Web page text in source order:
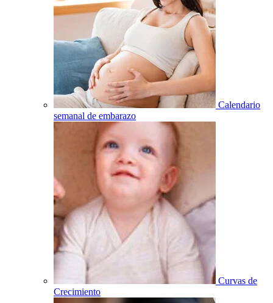
Calendario
semanal de embarazo
Curvas de
Crecimiento